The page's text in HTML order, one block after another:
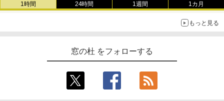
1時間 24時間 1週間 1カ月
もっと見る
窓の杜 をフォローする